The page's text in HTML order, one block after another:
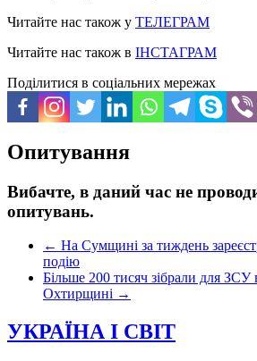
Читайте нас також у ТЕЛЕГРАМ
Читайте нас також в ІНСТАГРАМ
Поділитися в соціальних мережах
Опитування
Вибачте, в даний час не
опитувань.
← На Сумщині за тиждень
подію
Більше 200 тисяч зібрали для ЗСУ
Охтирщині →
УКРАЇНА І СВІТ